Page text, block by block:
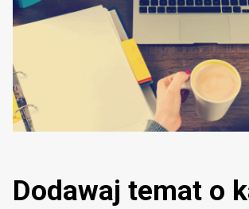
Dodawaj temat o